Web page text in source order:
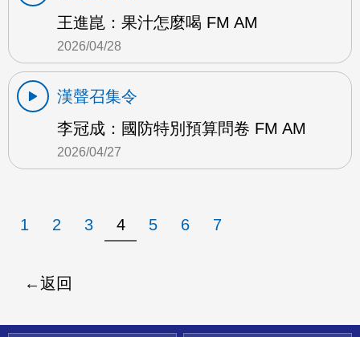
王進崑：果汁怎麼喝 FM AM
2026/04/28
漢聲召集令
李冠成：國防特別預算問卷 FM AM
2026/04/27
1 2 3 4 5 6 7
返回